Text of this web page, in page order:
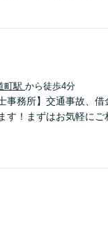
町駅 から徒歩4分
事務所】交通事故、
す！まずはお気軽にご